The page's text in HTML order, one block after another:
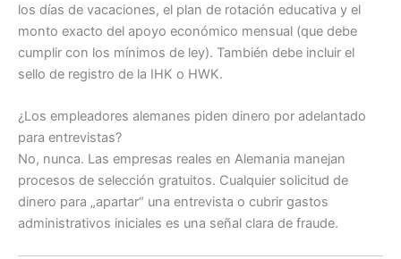
los días de vacaciones, el plan de rotación educativa y el
monto exacto del apoyo económico mensual (que debe
cumplir con los mínimos de ley). También debe incluir el
sello de registro de la IHK o HWK.
¿Los empleadores alemanes piden dinero por adelantado
para entrevistas?
No, nunca. Las empresas reales en Alemania manejan
procesos de selección gratuitos. Cualquier solicitud de
dinero para „apartar“ una entrevista o cubrir gastos
administrativos iniciales es una señal clara de fraude.